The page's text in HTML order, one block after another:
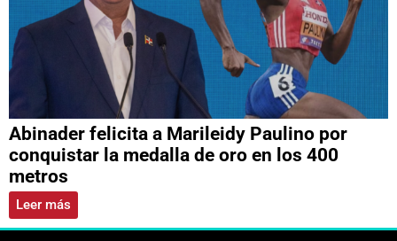
Abinader felicita a Marileidy Paulino por
conquistar la medalla de oro en los 400
metros
Leer más